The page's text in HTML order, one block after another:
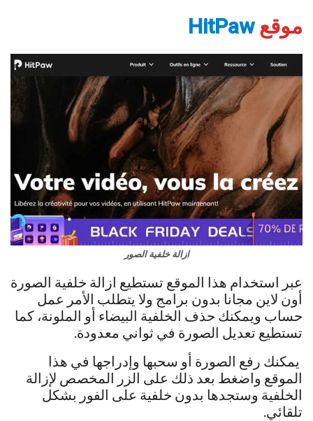
موقعHitPaw
ازالة خلفية الصور
عبر استخدام هذا الموقع تستطيع ازالة خلفية الصورة
أون لاين مجانا بدون برامج ولا يتطلب الأمر عمل
حساب ويمكنك حذف الخلفية البيضاء أو الملونة، كما
تستطيع تعديل الصورة في ثواني معدودة.
يمكنك رفع الصورة أو سحبها وإدراجها في هذا
الموقع واضغط بعد ذلك على الزر المخصص لإزالة
الخلفية وستجدها بدون خلفية على الفور بشكل
تلقائي.